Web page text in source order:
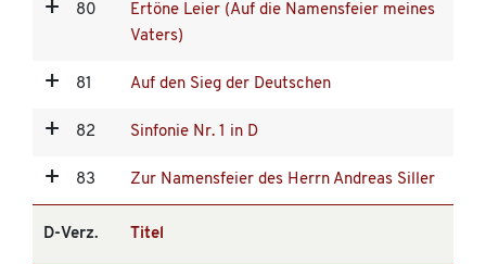
80
Ertöne Leier (Auf die Namensfeier meines
Vaters)
81 Auf den Sieg der Deutschen
82 Sinfonie Nr. 1 in D
83 Zur Namensfeier des Herrn Andreas Siller
D-Verz. Titel